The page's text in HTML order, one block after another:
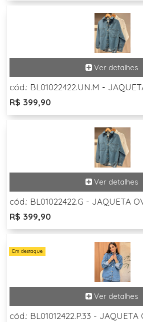
cód.: BL01022422.UN.M -
R$ 399,90
cód.: BL01022422.G - JAQUETA
R$ 399,90
Em destaque
cód.: BL01012422.P.33 - JAQUETA